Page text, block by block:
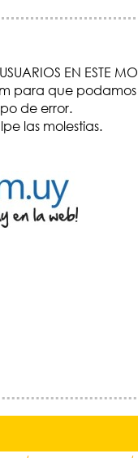
EN ESTE
para que
de error.
las molestias.